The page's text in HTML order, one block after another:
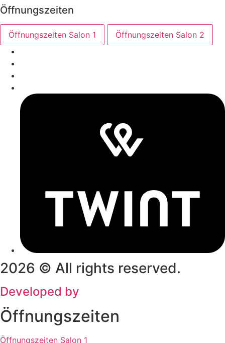
Öffnungszeiten
Öffnungszeiten Salon 1 Öffnungszeiten Salon 2
2026 © All rights reserved.
Developed by
Öffnungszeiten
Öffnungszeiten Salon 1